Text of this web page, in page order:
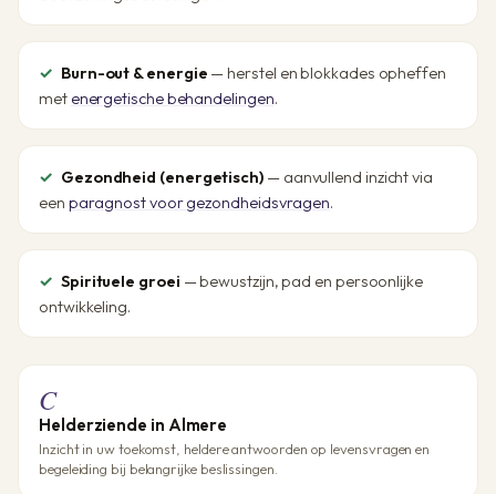
Burn-out & energie — herstel en blokkades opheffen
met energetische behandelingen.
Gezondheid (energetisch) — aanvullend inzicht via
een paragnost voor gezondheidsvragen.
Spirituele groei — bewustzijn, pad en persoonlijke
ontwikkeling.
C
Helderziende in Almere
Inzicht in uw toekomst, heldere antwoorden op levensvragen en
begeleiding bij belangrijke beslissingen.